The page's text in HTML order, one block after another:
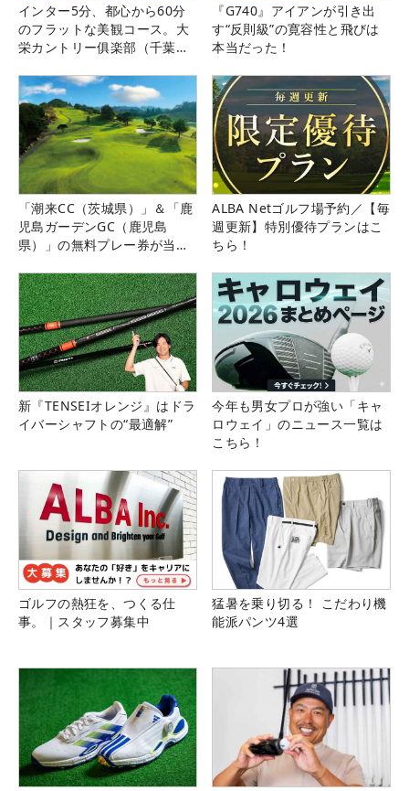
インター5分、都心から60分
のフラットな美観コース。大
栄カントリー俱楽部（千葉
『G740』アイアンが引き出
す“反則級”の寛容性と飛びは
本当だった！
「潮来CC（茨城県）」＆「鹿
児島ガーデンGC（鹿児島
県）」の無料プレー券が当た
ALBA Netゴルフ場予約／【毎
週更新】特別優待プランはこ
ちら！
新『TENSEIオレンジ』はドラ
イバーシャフトの“最適解”
今年も男女プロが強い「キャ
ロウェイ」のニュース一覧は
こちら！
ゴルフの熱狂を、つくる仕
事。｜スタッフ募集中
猛暑を乗り切る！ こだわり機
能派パンツ4選